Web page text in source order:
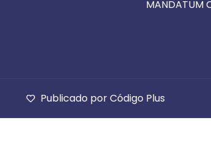
MANDATUM
Publicado por Código Plus